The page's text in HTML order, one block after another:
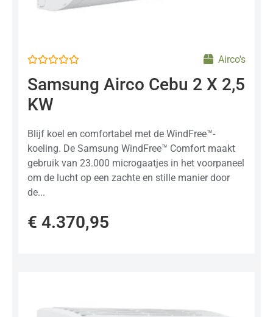
0
uit
5
Airco's
Samsung Airco Cebu 2 X 2,5
KW
Blijf koel en comfortabel met de WindFree™-
koeling. De Samsung WindFree™ Comfort maakt
gebruik van 23.000 microgaatjes in het voorpaneel
om de lucht op een zachte en stille manier door
de...
€ 4.370,95